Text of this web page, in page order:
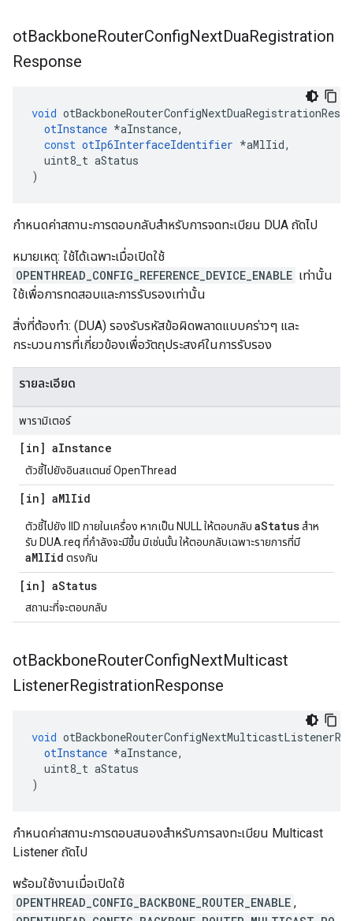
otBackboneRouterConfigNextDuaRegistration
Response
void
otInstance *aInstance,
const otIp6InterfaceIdentifier *aMlIid,
uint8_t aStatus
)
กําหนดค่าสถานะการตอบกลับสําหรับการจดทะเบียน DUA ถัดไป
หมายเหตุ: ใช้ได้เฉพาะเมื่อเปิดใช้
OPENTHREAD_CONFIG_REFERENCE_DEVICE_ENABLE เท่านั้น
ใช้เพื่อการทดสอบและการรับรองเท่านั้น
สิ่งที่ต้องทํา: (DUA) รองรับรหัสข้อผิดพลาดแบบคร่าวๆ และ
กระบวนการที่เกี่ยวข้องเพื่อวัตถุประสงค์ในการรับรอง
รายละเอียด
พารามิเตอร์
[in] aInstance
ตัวชี้ไปยังอินสแตนซ์ OpenThread
[in] aMlIid
ตัวชี้ไปยัง IID ภายในเครื่อง หากเป็น NULL ให้ตอบกลับ aStatusสําห
รับ DUA.req ที่กําลังจะมีขึ้น มิเช่นนั้น ให้ตอบกลับเฉพาะรายการที่มี
aMlIid ตรงกัน
[in] aStatus
สถานะที่จะตอบกลับ
otBackboneRouterConfigNextMulticast
ListenerRegistrationResponse
void
otInstance *aInstance,
uint8_t aStatus
)
กําหนดค่าสถานะการตอบสนองสําหรับการลงทะเบียน Multicast
Listener ถัดไป
พร้อมใช้งานเมื่อเปิดใช้
OPENTHREAD_CONFIG_BACKBONE_ROUTER_ENABLE ,